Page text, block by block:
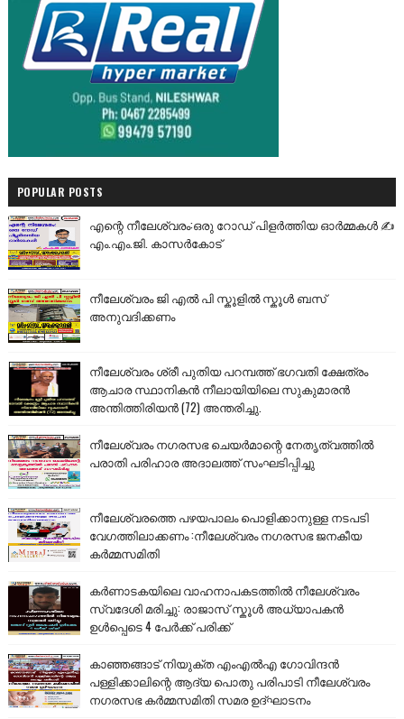
POPULAR POSTS
എന്റെ നീലേശ്വരം:ഒരു റോഡ് പിളർത്തിയ ഓർമ്മകൾ ✍️
എം.എം.ജി. കാസർകോട്
നീലേശ്വരം ജി എൽ പി സ്കൂളിൽ സ്കൂൾ ബസ്
അനുവദിക്കണം
നീലേശ്വരം ശ്രീ പുതിയ പറമ്പത്ത് ഭഗവതി ക്ഷേത്രം
ആചാര സ്ഥാനികൻ നീലായിയിലെ സുകുമാരൻ
അന്തിത്തിരിയൻ (72) അന്തരിച്ചു.
നീലേശ്വരം നഗരസഭ ചെയർമാന്റെ നേതൃത്വത്തിൽ
പരാതി പരിഹാര അദാലത്ത് സംഘടിപ്പിച്ചു
നീലേശ്വരത്തെ പഴയപാലം പൊളിക്കാനുള്ള നടപടി
വേഗത്തിലാക്കണം :നീലേശ്വരം നഗരസഭ ജനകീയ
കർമ്മസമിതി
കർണാടകയിലെ വാഹനാപകടത്തിൽ നീലേശ്വരം
സ്വദേശി മരിച്ചു: രാജാസ് സ്കൂൾ അധ്യാപകൻ
ഉൾപ്പെടെ 4 പേർക്ക് പരിക്ക്
കാഞ്ഞങ്ങാട് നിയുക്ത എംഎൽഎ ഗോവിന്ദൻ
പള്ളിക്കാലിന്റെ ആദ്യ പൊതു പരിപാടി നീലേശ്വരം
നഗരസഭ കർമ്മസമിതി സമര ഉദ്ഘാടനം